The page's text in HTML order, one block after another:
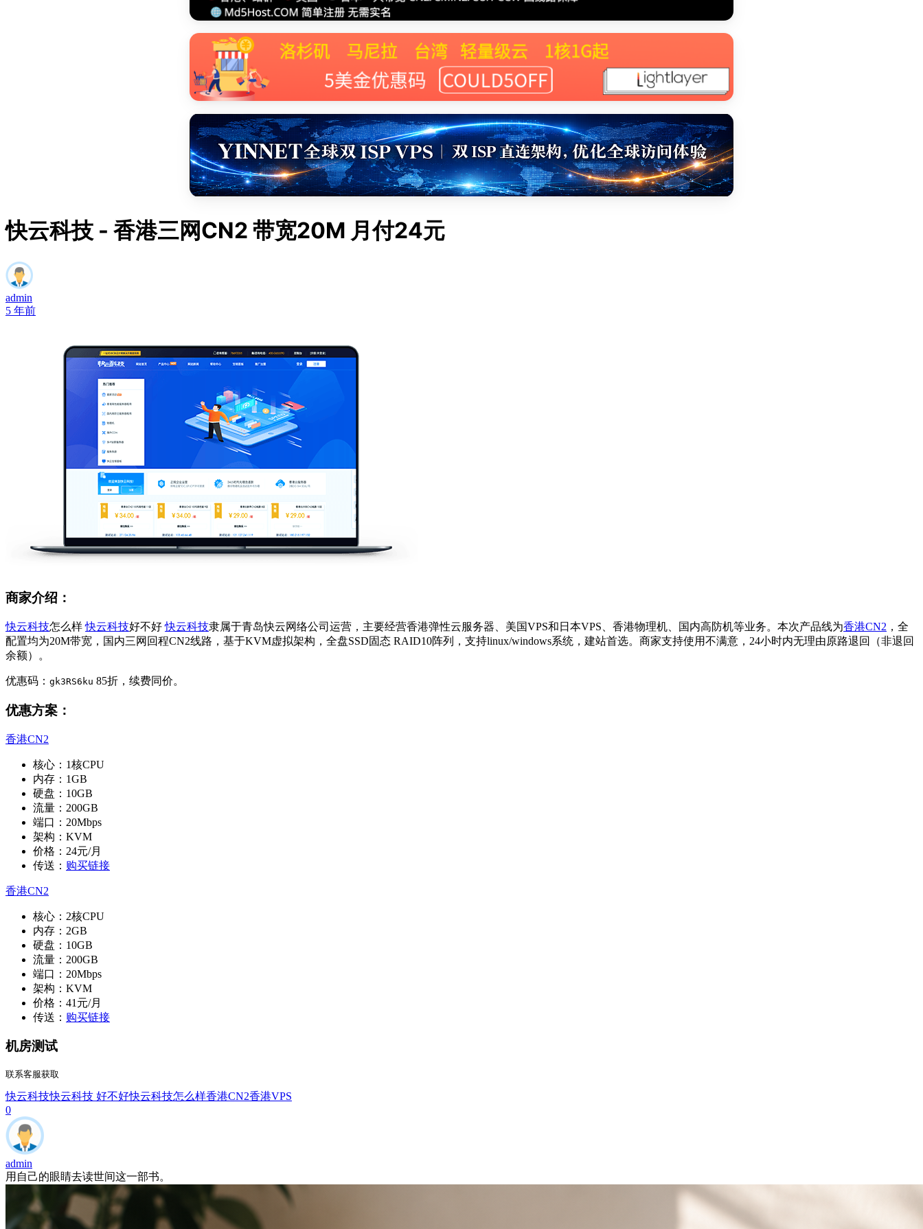
快云科技 - 香港三网CN2 带宽20M 月付24元
admin
5 年前
商家介绍：
快云科技怎么样快云科技好不好快云科技隶属于青岛快云网络公司运营，主要经营香港弹性云服务器、美国VPS和日本VPS、香港物理机、国内高防机等业务。本次产品线为香港CN2 ，全
配置均为20M带宽，国内三网回程CN2线路，基于KVM虚拟架构，全盘SSD固态 RAID10阵列，支持linux/windows系统，建站首选。商家支持使用不满意，24小时内无理由原路退回（非退回
余额）。
优惠码： gk3RS6ku 85折，续费同价。
优惠方案：
香港CN2
核心：1核CPU
内存：1GB
硬盘：10GB
流量：200GB
端口：20Mbps
架构：KVM
价格：24元/月
传送： 购买链接
香港CN2
核心：2核CPU
内存：2GB
硬盘：10GB
流量：200GB
端口：20Mbps
架构：KVM
价格：41元/月
传送： 购买链接
机房测试
联系客服获取
快云科技快云科技 好不好快云科技怎么样香港CN2香港VPS
0
admin
用自己的眼睛去读世间这一部书。